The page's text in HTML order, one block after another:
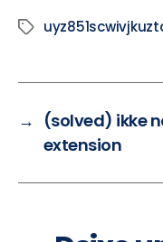
→ (solved) ikke
extension